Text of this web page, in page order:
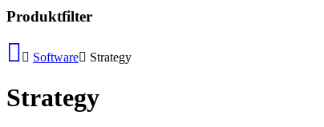
Produktfilter
Software Strategy
Strategy